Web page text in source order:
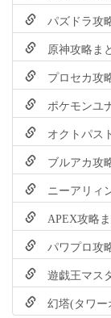
パズドラ攻
原神攻略ま
プロセカ攻
ポケモンユ
オクトパス
ブルアカ攻
ニーアリィ
APEX攻略
パワプロ攻
遊戯王マス
幻塔(タワー